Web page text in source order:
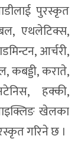
पुरस्कृत
एथलेटिक्स,
आर्चरी,
कबड्डी, कराते,
हक्की,
खेलका
गरिने छ ।